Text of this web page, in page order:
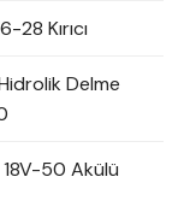
Kırıcı
Delme
50 Akülü